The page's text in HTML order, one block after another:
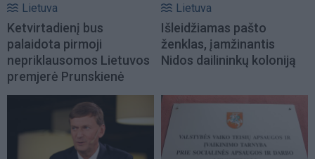
Lietuva
Ketvirtadienį bus
palaidota pirmoji
nepriklausomos Lietuvos
premjerė Prunskienė
Lietuva
Išleidžiamas pašto
ženklas, įamžinantis
Nidos dailininkų koloniją